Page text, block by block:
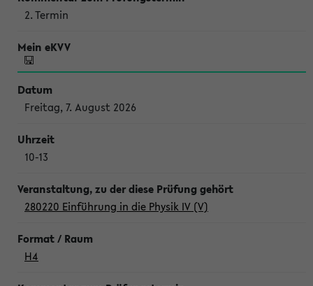
2. Termin
Freitag, 7. August 2026
10-13
280220 Einführung in die Physik IV (V)
H4